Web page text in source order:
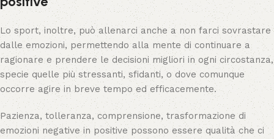
Lo sport, inoltre, può allenarci anche a non farci sovrastare
dalle emozioni, permettendo alla mente di continuare a
ragionare e prendere le decisioni migliori in ogni circostanza,
specie quelle più stressanti, sfidanti, o dove comunque
occorre agire in breve tempo ed efficacemente.
Pazienza, tolleranza, comprensione, trasformazione di
emozioni negative in positive possono essere qualità che ci